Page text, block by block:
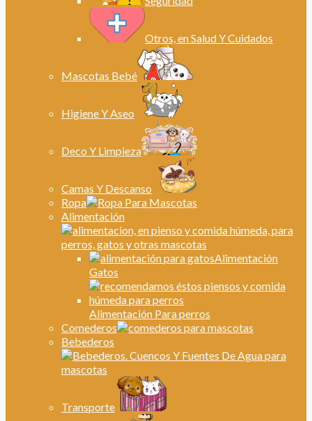
Otros, en Salud Y Cuidados
Mascotas Bebé
Higiene Y Aseo
Deco Y Limpieza
Camas Y Descanso
Ropa
Alimentación
Alimentación
Gatos
Alimentación Para perros
Comederos
Bebederos
Transporte